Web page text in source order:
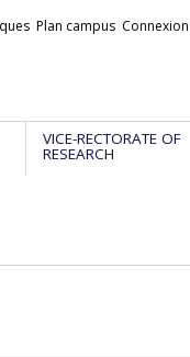
Plan campus Connexion
VICE-RECTORATE OF
RESEARCH